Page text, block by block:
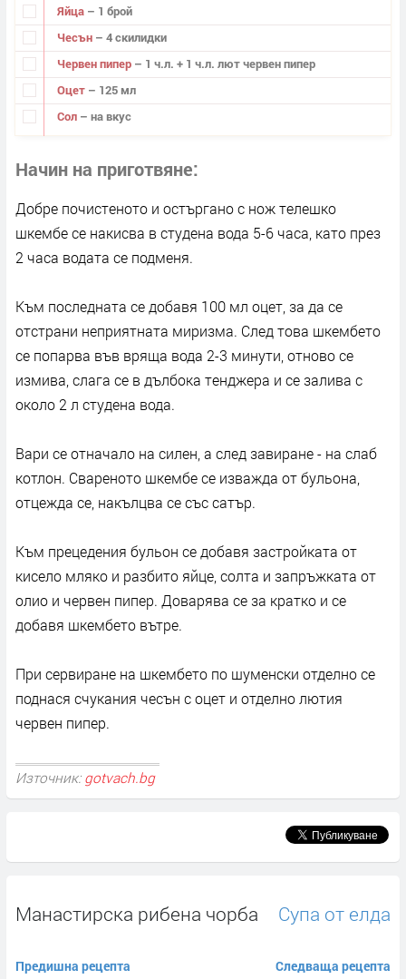
Яйца – 1 брой
Чесън – 4 скилидки
Червен пипер – 1 ч.л. + 1 ч.л. лют червен пипер
Оцет – 125 мл
Сол – на вкус
Начин на приготвяне
Добре почистеното и остъргано с нож телешко
шкембе се накисва в студена вода 5-6 часа, като през
2 часа водата се подменя.
Към последната се добавя 100 мл оцет, за да се
отстрани неприятната миризма. След това шкембето
се попарва във вряща вода 2-3 минути, отново се
измива, слага се в дълбока тенджера и се залива с
около 2 л студена вода.
Вари се отначало на силен, а след завиране - на слаб
котлон. Свареното шкембе се изважда от бульона,
отцежда се, накълцва се със сатър.
Към прецедения бульон се добавя застройката от
кисело мляко и разбито яйце, солта и запръжката от
олио и червен пипер. Доварява се за кратко и се
добавя шкембето вътре.
При сервиране на шкембето по шуменски отделно се
поднася счукания чесън с оцет и отделно лютия
червен пипер.
Източник: gotvach.bg
Манастирска рибена чорба
Предишна рецепта
Супа от елда
Следваща рецепта